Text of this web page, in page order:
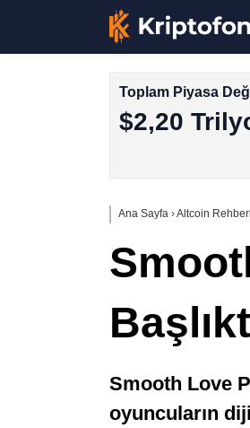
Toplam Piyasa
$2,20
Ana Sayfa ›Altcoin
Smooth Love
oyuncuların